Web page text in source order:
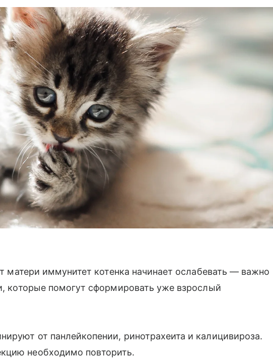
матери иммунитет котенка начинает ослабевать — важно
которые помогут сформировать уже взрослый
от панлейкопении, ринотрахеита и калицивироза.
необходимо повторить.